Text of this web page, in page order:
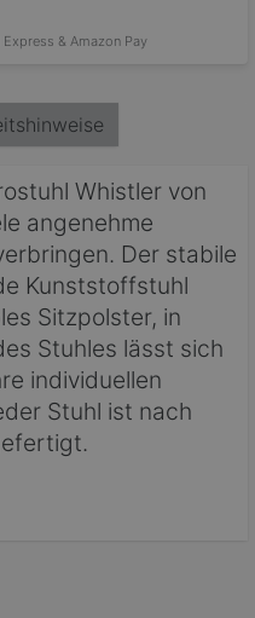
Express & Amazon Pay
Whistler von
angenehme
Der stabile
Kunststoffstuhl
Sitzpolster, in
Stuhles lässt sich
individuellen
Stuhl ist nach